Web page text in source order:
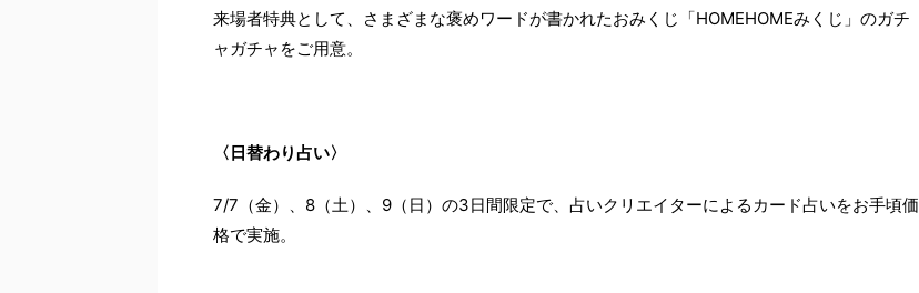
来場者特典として、さまざまな褒めワードが書かれたおみくじ「HOMEHOMEみくじ」のガチ
ャガチャをご用意。
〈日替わり占い〉
7/7（金）、8（土）、9（日）の3日間限定で、占いクリエイターによるカード占いをお手頃価
格で実施。